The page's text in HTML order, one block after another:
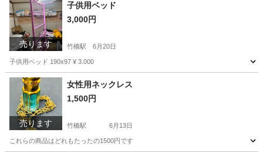
売ります
子供用ベッド
3,000円
竹橋駅 6月20日
子供用ベッド 190x97 ¥ 3.000
東京 千代田区 竹橋駅
売ります
女性用ネックレス
1,500円
竹橋駅 6月13日
これらの商品はどれもたったの1500円です